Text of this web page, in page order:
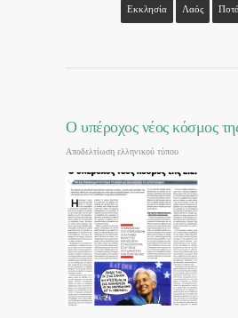
Εκκλησία Λαός
Ο υπέροχος νέος κόσμος
Αποδελτίωση ελληνικού τύπου